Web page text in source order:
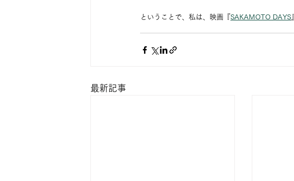
ということで、私は、映画『 SAKAMOTO DAYS
最新記事